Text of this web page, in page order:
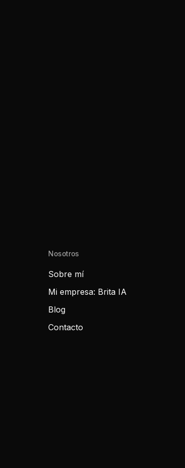
Nosotros
Sobre mí
Mi empresa: Brita IA
Blog
Contacto